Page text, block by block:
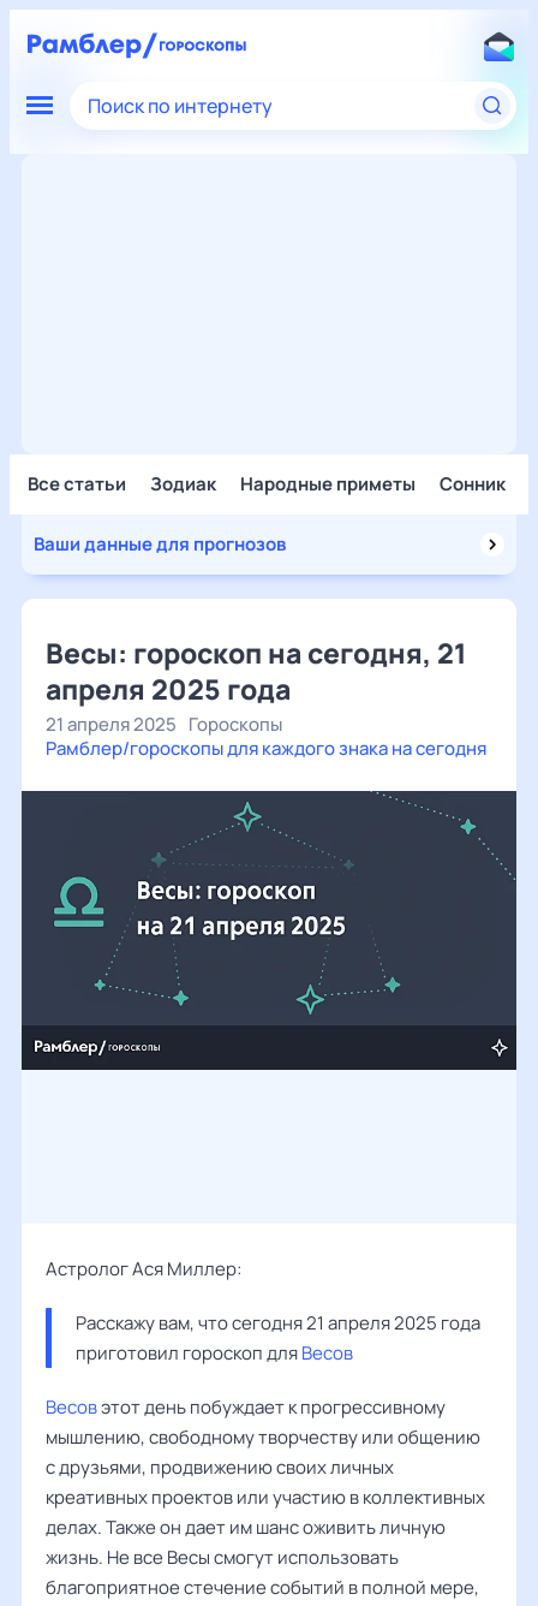
Поиск по интернету
Все статьи Зодиак Народные приметы Сонник
Ваши данные для прогнозов
Весы: гороскоп на сегодня, 21
апреля 2025 года
21 апреля 2025 Гороскопы
Рамблер/гороскопы для каждого знака на сегодня
Астролог Ася Миллер:
Расскажу вам, что сегодня 21 апреля 2025 года
приготовил гороскоп для Весов
Весовэтот день побуждает к прогрессивному
мышлению, свободному творчеству или общению
с друзьями, продвижению своих личных
креативных проектов или участию в коллективных
делах. Также он дает им шанс оживить личную
жизнь. Не все Весы смогут использовать
благоприятное стечение событий в полной мере,